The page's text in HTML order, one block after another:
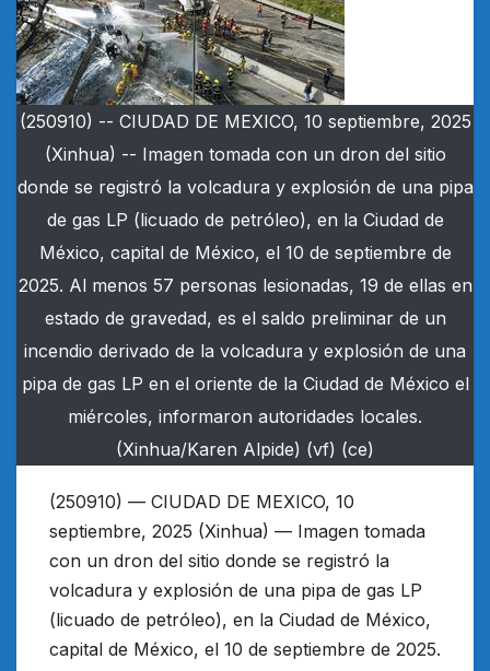
(250910) -- CIUDAD DE MEXICO, 10 septiembre, 2025
(Xinhua) -- Imagen tomada con un dron del sitio
donde se registró la volcadura y explosión de una pipa
de gas LP (licuado de petróleo), en la Ciudad de
México, capital de México, el 10 de septiembre de
2025. Al menos 57 personas lesionadas, 19 de ellas en
estado de gravedad, es el saldo preliminar de un
incendio derivado de la volcadura y explosión de una
pipa de gas LP en el oriente de la Ciudad de México el
miércoles, informaron autoridades locales.
(Xinhua/Karen Alpide) (vf) (ce)
(250910) — CIUDAD DE MEXICO, 10
septiembre, 2025 (Xinhua) — Imagen tomada
con un dron del sitio donde se registró la
volcadura y explosión de una pipa de gas LP
(licuado de petróleo), en la Ciudad de México,
capital de México, el 10 de septiembre de 2025.